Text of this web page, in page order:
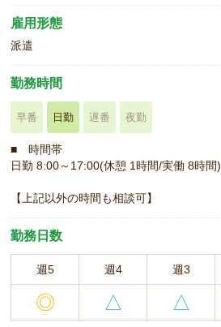
雇用形態
派遣
勤務時間
早番 日勤 遅番 夜勤
■ 時間帯
日勤 8:00～17:00(休憩 1時間/実働 8時間)
【上記以外の時間も相談可】
勤務日数
週5 週4 週3
◎ △ △